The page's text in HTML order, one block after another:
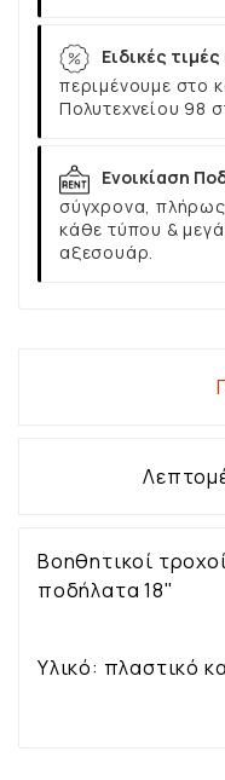
Ειδικές
περιμένουμε στο
Πολυτεχνείου 98
Ενοικίαση
σύγχρονα,
κάθε τύπου &
αξεσουάρ.
Βοηθητικοί
ποδήλατα 18"
Υλικό: πλαστικό